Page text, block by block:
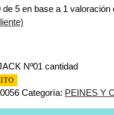
de 5 en base a 1 valoración
Nº01 cantidad
Categoría: PEINES Y